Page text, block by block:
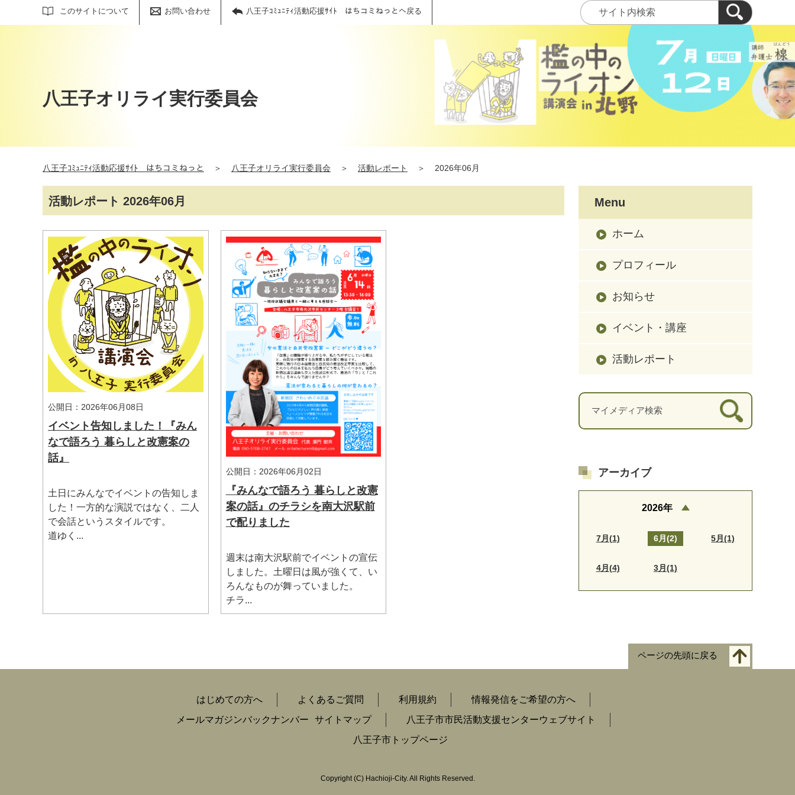
このサイトについて お問い合わせ 八王子ｺﾐｭﾆﾃｨ活動応援ｻｲﾄ はちコミねっとへ戻る
サイト内検索
八王子オリライ実行委員会
八王子ｺﾐｭﾆﾃｨ活動応援ｻｲﾄ はちコミねっと ＞ 八王子オリライ実行委員会 ＞ 活動レポート ＞ 2026年06月
活動レポート 2026年06月
公開日：2026年06月08日
イベント告知しました！『みん
なで語ろう 暮らしと改憲案の
話』
土日にみんなでイベントの告知しま
した！一方的な演説ではなく、二人
で会話というスタイルです。
道ゆく...
公開日：2026年06月02日
『みんなで語ろう 暮らしと改憲
案の話』のチラシを南大沢駅前
で配りました
週末は南大沢駅前でイベントの宣伝
しました。土曜日は風が強くて、い
ろんなものが舞っていました。
チラ...
Menu
ホーム
プロフィール
お知らせ
イベント・講座
活動レポート
アーカイブ
2026年
7月(1) 6月(2) 5月(1)
4月(4) 3月(1)
ページの先頭に戻る
はじめての方へ よくあるご質問 利用規約
情報発信をご希望の方へ
メールマガジンバックナンバー
サイトマップ
八王子市市民活動支援センターウェブサイト
八王子市トップページ
Copyright (C) Hachioji-City. All Rights Reserved.